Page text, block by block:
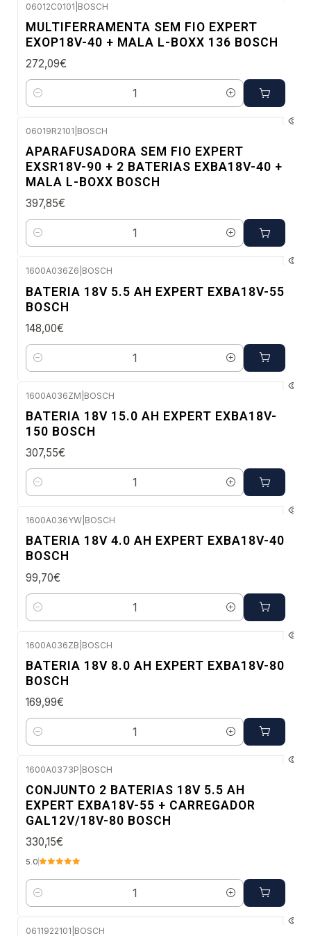
06012C0101 BOSCH
MULTIFERRAMENTA SEM FIO EXPERT
EXOP18V-40 + MALA L-BOXX 136 BOSCH
272,09€
Quantidade
06019R2101 BOSCH
APARAFUSADORA SEM FIO EXPERT
EXSR18V-90 + 2 BATERIAS EXBA18V-40 +
MALA L-BOXX BOSCH
397,85€
Quantidade
1600A036Z6 BOSCH
BATERIA 18V 5.5 AH EXPERT EXBA18V-55
BOSCH
148,00€
Quantidade
1600A036ZM BOSCH
BATERIA 18V 15.0 AH EXPERT EXBA18V-
150 BOSCH
307,55€
Quantidade
1600A036YW BOSCH
BATERIA 18V 4.0 AH EXPERT EXBA18V-40
BOSCH
99,70€
Quantidade
1600A036ZB BOSCH
BATERIA 18V 8.0 AH EXPERT EXBA18V-80
BOSCH
169,99€
Quantidade
1600A0373P BOSCH
CONJUNTO 2 BATERIAS 18V 5.5 AH
EXPERT EXBA18V-55 + CARREGADOR
GAL12V/18V-80 BOSCH
330,15€
5.0
Quantidade
0611922101 BOSCH